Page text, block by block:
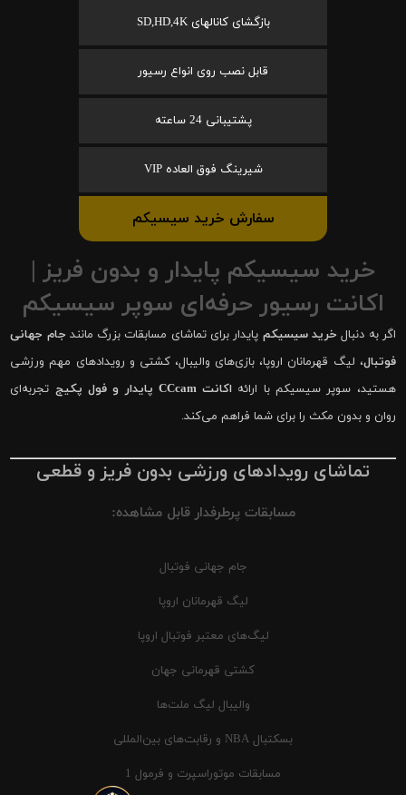
بازگشای کانالهای SD,HD,4K
قابل نصب روی انواع رسیور
پشتیبانی 24 ساعته
شیرینگ فوق العاده VIP
سفارش خرید سیسیکم
خرید سیسیکم پایدار و بدون فریز |
اکانت رسیور حرفه‌ای سوپر سیسیکم
اگر به دنبال خرید سیسیکم پایدار برای تماشای مسابقات بزرگ مانند جام جهانی
فوتبال، لیگ قهرمانان اروپا، بازی‌های والیبال، کشتی و رویدادهای مهم ورزشی
هستید، سوپر سیسیکم با ارائه اکانت CCcam پایدار و فول پکیج
تجربه‌ای
روان و بدون مکث را برای شما فراهم می‌کند.
تماشای رویدادهای ورزشی بدون فریز و قطعی
مسابقات پرطرفدار قابل مشاهده:
جام جهانی فوتبال
لیگ قهرمانان اروپا
لیگ‌های معتبر فوتبال اروپا
کشتی قهرمانی جهان
والیبال لیگ ملت‌ها
بسکتبال NBA و رقابت‌های بین‌المللی
مسابقات موتوراسپرت و فرمول 1